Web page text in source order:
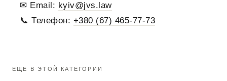
✉ Email: kyiv@jvs.law
📞 Телефон: +380 (67) 465-77-73
ЕЩЁ В ЭТОЙ КАТЕГОРИИ